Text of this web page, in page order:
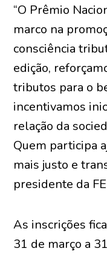
“O Prêmio
marco na
consciência
edição,
tributos para o
incentivamos
relação da
Quem participa
mais justo e
presidente da
As inscrições
31 de março a